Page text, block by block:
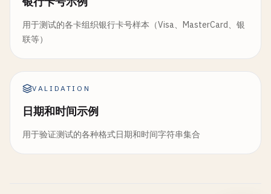
用于测试的各卡组织银行卡号样本（Visa、MasterCard、银
联等）
VALIDATION
日期和时间示例
用于验证测试的各种格式日期和时间字符串集合